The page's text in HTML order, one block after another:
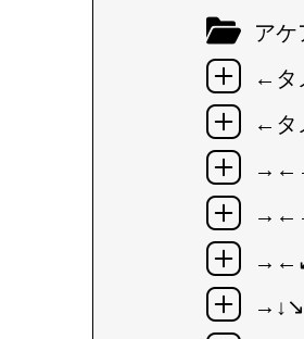
ア
←タ
←タ
→↓↘